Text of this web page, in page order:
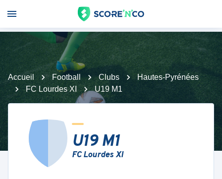
Accueil Football Clubs
Hautes-Pyrénées
FC Lourdes XI
U19 M1
U19 M1
FC Lourdes XI